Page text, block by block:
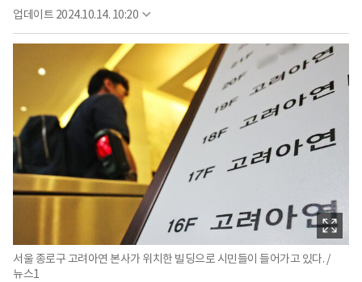
업데이트 2024.10.14. 10:20
서울 종로구 고려아연 본사가 위치한 빌딩으로 시민들이 들어가고 있다. /
뉴스1